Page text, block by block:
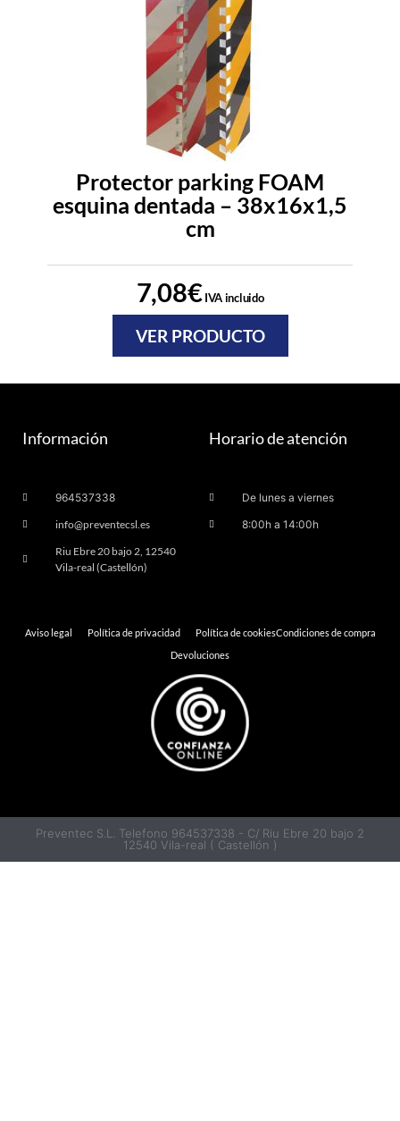
Protector parking FOAM
esquina dentada – 38x16x1,5
cm
7,08€IVA incluido
VER PRODUCTO
Información
964537338
info@preventecsl.es
Riu Ebre 20 bajo 2, 12540
Vila-real (Castellón)
Horario de atención
De lunes a viernes
8:00h a 14:00h
Aviso legal Política de privacidad Política de cookiesCondiciones de compra
Devoluciones
Preventec S.L. Telefono 964537338 - C/ Riu Ebre 20 bajo 2
12540 Vila-real ( Castellón )